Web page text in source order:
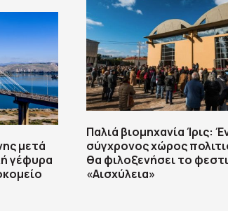
μετά
γέφυρα
Παλιά βιομηχανία Ίρις:
σύγχρονος χώρος
θα φιλοξενήσει το
«Αισχύλεια»